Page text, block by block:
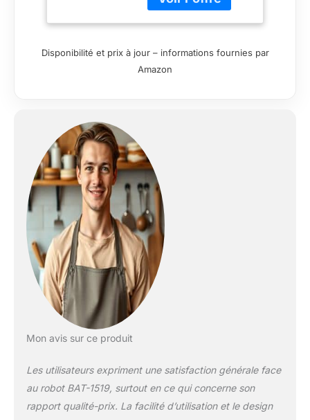
Professionnel Stable
et Rapide avec 6
Solide 1500W avec
Batteur Crochet
un mélange uniforme
des ingrédients Il est
facile et rapide de
pétrir des pâtes à
pizza, des pâtes à
pain, des pâtes à
crêpes, des pâtes à
brioche Et de réaliser
des pâtisseries plus
rapidement! Produit
un bol en acier
inoxydable solide de
55L il convient pour
Disponibilité et prix à jour – informations fournies par
Amazon
Mon avis sur ce produit
Les utilisateurs expriment une satisfaction générale face
au robot BAT-1519, surtout en ce qui concerne son
rapport qualité-prix. La facilité d’utilisation et le design